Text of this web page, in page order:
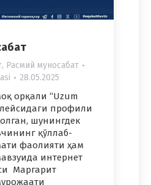
, Расмий муносабат
28.05.2025
орқали “Uzum
профили
шунингдек
қўллаб-
фаолияти ҳам
интернет
Маргарит